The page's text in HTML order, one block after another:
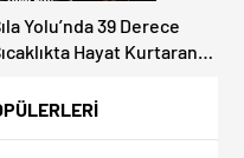
Yolu’nda 39 Derece
Hayat Kurtaran